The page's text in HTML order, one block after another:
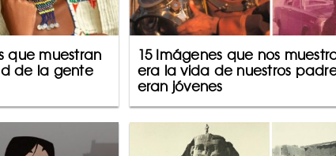
que muestran
de la gente
15 Imágenes que nos
era la vida de nuestros
eran jóvenes